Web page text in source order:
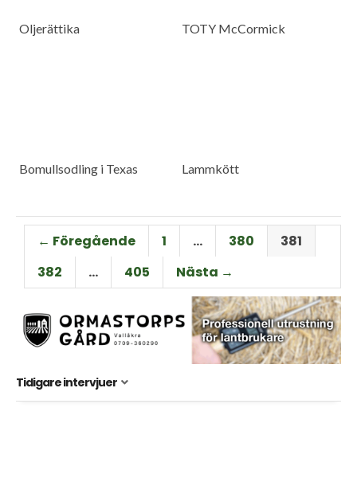
Oljerättika TOTY McCormick
Bomullsodling i Texas Lammkött
← Föregående 1 … 380
381
382
… 405 Nästa →
Tidigare intervjuer